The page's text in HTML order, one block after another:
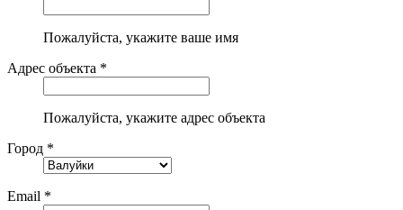
Пожалуйста, укажите ваше имя
Адрес объекта *
Пожалуйста, укажите адрес объекта
Город *
Email *